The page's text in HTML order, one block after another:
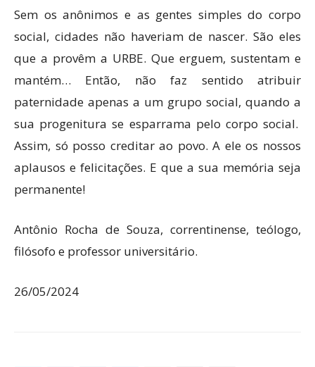
Sem os anônimos e as gentes simples do corpo
social, cidades não haveriam de nascer. São eles
que a provêm a URBE. Que erguem, sustentam e
mantém… Então, não faz sentido atribuir
paternidade apenas a um grupo social, quando a
sua progenitura se esparrama pelo corpo social.
Assim, só posso creditar ao povo. A ele os nossos
aplausos e felicitações. E que a sua memória seja
permanente!
Antônio Rocha de Souza, correntinense, teólogo,
filósofo e professor universitário.
26/05/2024